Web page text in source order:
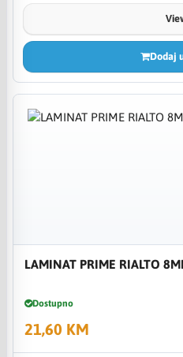
Dodaj
LAMINAT PRIME RIALTO
Dostupno
21,60 KM